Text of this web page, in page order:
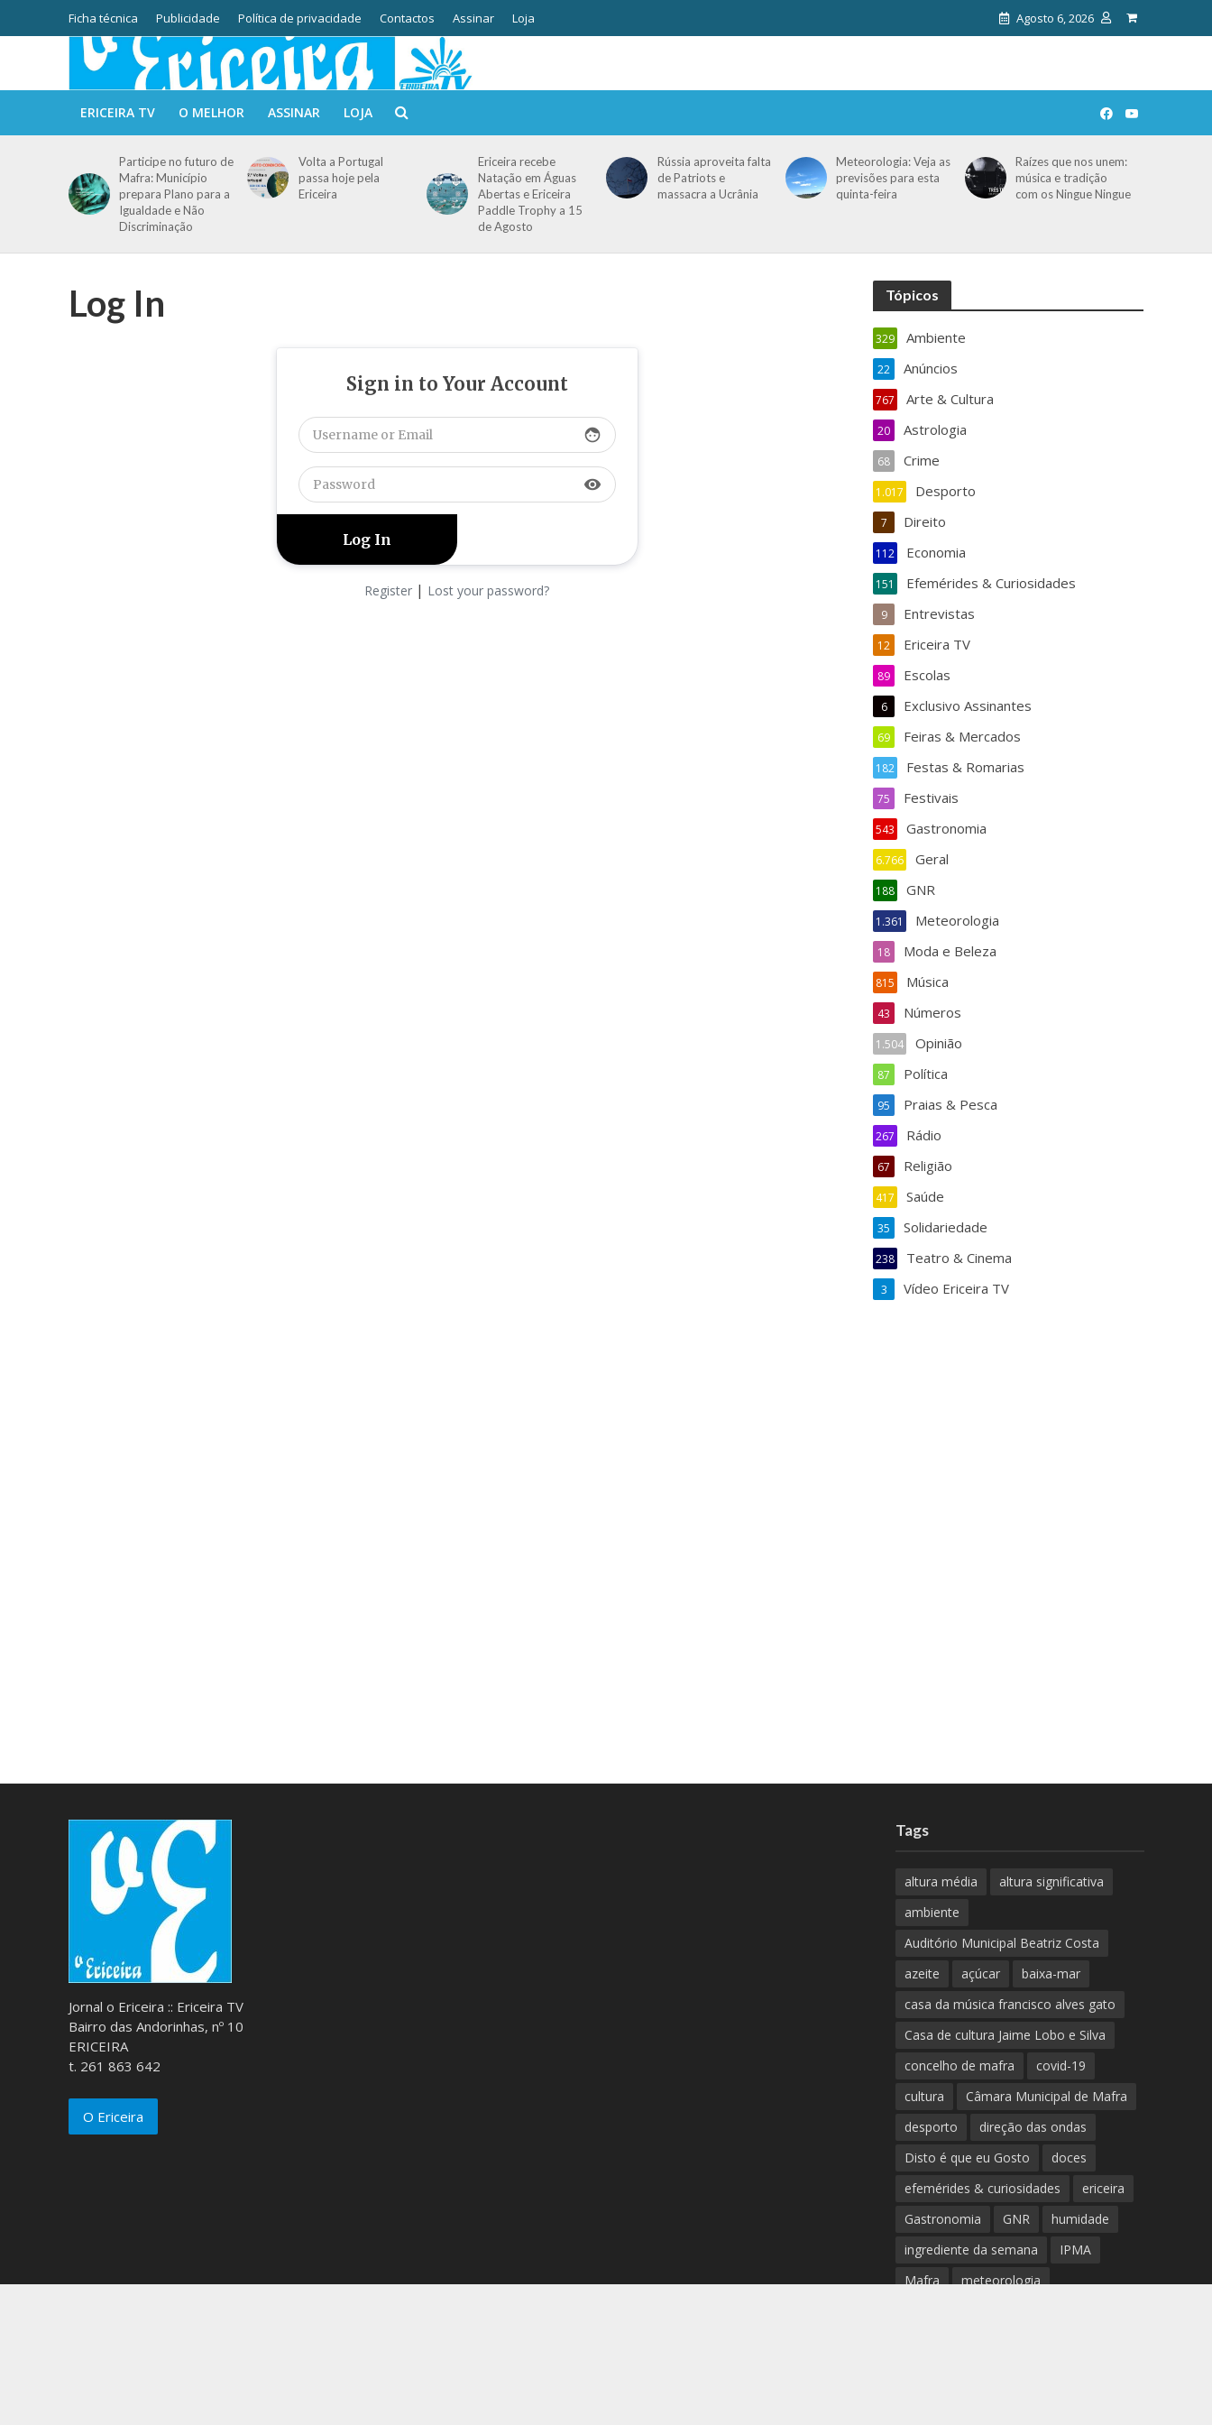
Ficha técnica Publicidade Política de privacidade Contactos Assinar Loja Agosto 6, 2026
ERICEIRA TV O MELHOR ASSINAR LOJA
Participe no futuro de
Mafra: Município
prepara Plano para a
Igualdade e Não
Discriminação
Volta a Portugal
passa hoje pela
Ericeira
Ericeira recebe
Natação em Águas
Abertas e Ericeira
Paddle Trophy a 15
de Agosto
Rússia aproveita falta
de Patriots e
massacra a Ucrânia
Meteorologia: Veja as
previsões para esta
quinta-feira
Raízes que nos unem:
música e tradição
com os Ningue Ningue
Log In
Sign in to Your Account
face
visibility
Register | Lost your password?
Tópicos
Ambiente
329
Anúncios
22
Arte & Cultura
767
Astrologia
20
Crime
68
Desporto
1.017
Direito
7
Economia
112
Efemérides & Curiosidades
151
Entrevistas
9
Ericeira TV
12
Escolas
89
Exclusivo Assinantes
6
Feiras & Mercados
69
Festas & Romarias
182
Festivais
75
Gastronomia
543
Geral
6.766
GNR
188
Meteorologia
1.361
Moda e Beleza
18
Música
815
Números
43
Opinião
1.504
Política
87
Praias & Pesca
95
Rádio
267
Religião
67
Saúde
417
Solidariedade
35
Teatro & Cinema
238
Vídeo Ericeira TV
3
Jornal o Ericeira :: Ericeira TV
Bairro das Andorinhas, nº 10
ERICEIRA
t. 261 863 642
O Ericeira
Tags
altura média
altura significativa
ambiente
Auditório Municipal Beatriz Costa
azeite
açúcar
baixa-mar
casa da música francisco alves gato
Casa de cultura Jaime Lobo e Silva
concelho de mafra
covid-19
cultura
Câmara Municipal de Mafra
desporto
direção das ondas
Disto é que eu Gosto
doces
efemérides & curiosidades
ericeira
Gastronomia
GNR
humidade
ingrediente da semana
IPMA
Mafra
meteorologia